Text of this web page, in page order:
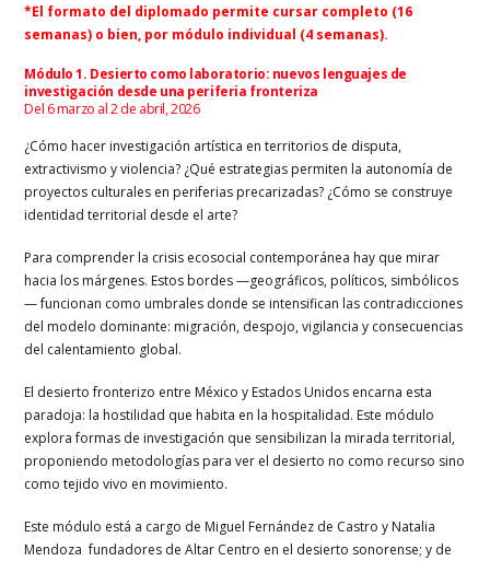
*El formato del diplomado permite cursar completo (16
semanas) o bien, por módulo individual (4 semanas).
Módulo 1. Desierto como laboratorio: nuevos lenguajes de
investigación desde una periferia fronteriza
Del 6 marzo al 2 de abril, 2026
¿Cómo hacer investigación artística en territorios de disputa,
extractivismo y violencia? ¿Qué estrategias permiten la autonomía de
proyectos culturales en periferias precarizadas? ¿Cómo se construye
identidad territorial desde el arte?
Para comprender la crisis ecosocial contemporánea hay que mirar
hacia los márgenes. Estos bordes —geográficos, políticos, simbólicos
— funcionan como umbrales donde se intensifican las contradicciones
del modelo dominante: migración, despojo, vigilancia y consecuencias
del calentamiento global.
El desierto fronterizo entre México y Estados Unidos encarna esta
paradoja: la hostilidad que habita en la hospitalidad. Este módulo
explora formas de investigación que sensibilizan la mirada territorial,
proponiendo metodologías para ver el desierto no como recurso sino
como tejido vivo en movimiento.
Este módulo está a cargo de Miguel Fernández de Castro y Natalia
Mendoza fundadores de Altar Centro en el desierto sonorense; y de